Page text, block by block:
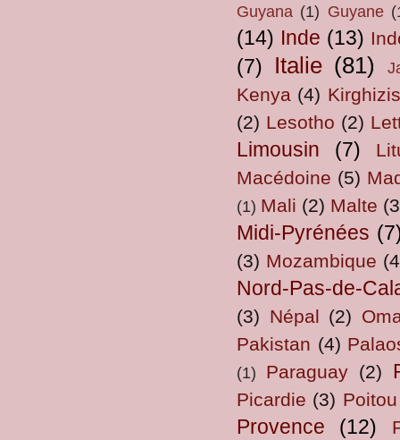
Guyana (1) Guyane
(14) Inde (13)
(7) Italie (81)
Kenya (4)
(2) Lesotho (2)
Limousin (7)
Macédoine (5)
(1) Mali (2) Malte
Midi-Pyrénées
(3) Mozambique
Nord-Pas-de-
(3) Népal (2)
Pakistan (4)
(1) Paraguay (2)
Picardie (3)
Provence (12)